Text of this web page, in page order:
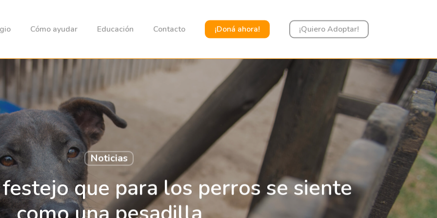
Cómo ayudar Educación Contacto ¡Doná ahora! ¡Quiero Adoptar!
Noticias
que para los perros se siente